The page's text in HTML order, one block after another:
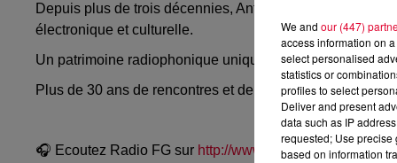
Depuis plus de trois décennies, Antoine Baduel
électronique et culturelle.
Un patrimoine radiophonique unique à découvrir ou
Plus de 30 ans de rencontres et de conversations à
🎧 Ecoutez Radio FG sur http://www.radiofg.com📱 et sur
We and our (447)
access information on
select personalised
statistics or
profiles to select
Deliver and present
data such as IP
requested; Use precise
based on information